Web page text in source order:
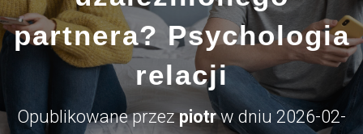
C
J
partnera? Psychologia
relacji
Opublikowane przezpiotrw dniu 2026-02-